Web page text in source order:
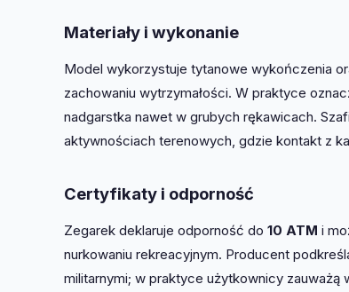
Materiały i wykonanie
Model wykorzystuje tytanowe wykończenia
zachowaniu wytrzymałości. W praktyce
nadgarstka nawet w grubych rękawicach.
aktywnościach terenowych, gdzie kontakt z
Certyfikaty i odporność
Zegarek deklaruje odporność do 10 ATM i
nurkowaniu rekreacyjnym. Producent
militarnymi; w praktyce użytkownicy